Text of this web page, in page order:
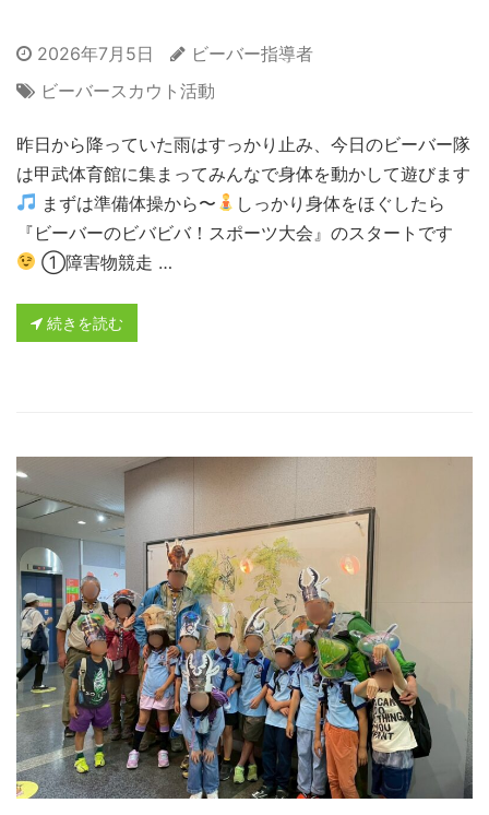
2026年7月5日
ビーバー指導者
ビーバースカウト活動
昨日から降っていた雨はすっかり止み、今日のビーバー隊
は甲武体育館に集まってみんなで身体を動かして遊びます
まずは準備体操から〜
しっかり身体をほぐしたら
『ビーバーのビバビバ！スポーツ大会』のスタートです
①障害物競走 …
続きを読む